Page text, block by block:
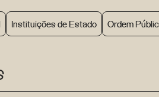
Instituições de Estado Ordem